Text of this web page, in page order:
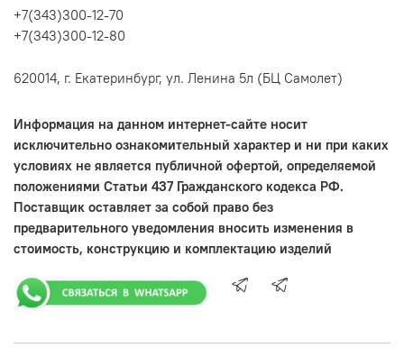
+7(343)300-12-70
+7(343)300-12-80
620014, г. Екатеринбург, ул. Ленина 5л (БЦ Самолет)
Информация на данном интернет-сайте носит
исключительно ознакомительный характер и ни при каких
условиях не является публичной офертой, определяемой
положениями Статьи 437 Гражданского кодекса РФ.
Поставщик оставляет за собой право без
предварительного уведомления вносить изменения в
стоимость, конструкцию и комплектацию изделий